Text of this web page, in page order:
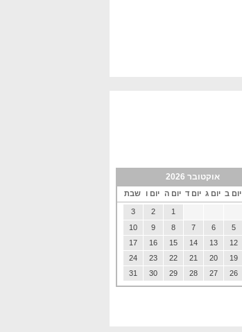
אוקטובר 2026
יום ב יום ג יום ד יום ה יום ו שבת
1
2
3
5
6
7
8
9
10
12
13
14
15
16
17
19
20
21
22
23
24
26
27
28
29
30
31